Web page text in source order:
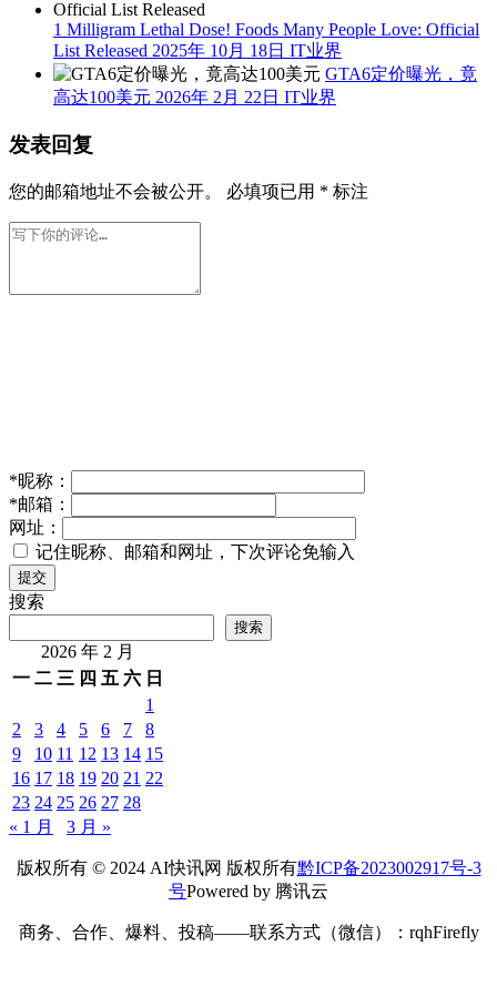
1 Milligram Lethal Dose! Foods Many People Love: Official
List Released 2025年 10月 18日 IT业界
GTA6定价曝光，竟
高达100美元 2026年 2月 22日 IT业界
发表回复
您的邮箱地址不会被公开。 必填项已用 * 标注
*昵称：
*邮箱：
网址：
记住昵称、邮箱和网址，下次评论免输入
提交
搜索
搜索
2026 年 2 月
一 二 三 四 五 六 日
1
2
3 4 5 6 7
8
9
10 11 12 13 14 15
16 17 18 19 20 21 22
23 24 25 26 27 28
« 1 月
3 月 »
版权所有 © 2024 AI快讯网 版权所有黔ICP备2023002917号-3
号Powered by 腾讯云
商务、合作、爆料、投稿——联系方式（微信）：rqhFirefly